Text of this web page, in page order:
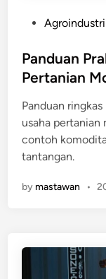
s
t
d
i
n
Agroindustri
Panduan
Pertanian
Panduan
usaha pertanian
contoh
tantangan.
by mastawan •